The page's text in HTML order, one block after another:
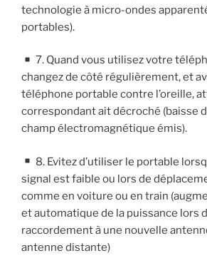
technologie à micro-ondes
portables).
7. Quand vous utilisez votre
changez de côté régulièrement, et
téléphone portable contre l’oreille,
correspondant ait décroché (baisse
champ électromagnétique émis).
8. Evitez d’utiliser le portable
signal est faible ou lors de
comme en voiture ou en train
et automatique de la puissance lors
raccordement à une nouvelle
antenne distante)